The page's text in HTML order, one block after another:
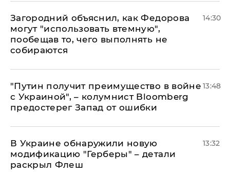
Загородний объяснил, как Федорова
могут "использовать втемную",
пообещав то, чего выполнять не
собираются
14:30
"Путин получит преимущество в войне
с Украиной", – колумнист Bloomberg
предостерег Запад от ошибки
13:48
В Украине обнаружили новую
модификацию "Герберы" – детали
раскрыл Флеш
13:32